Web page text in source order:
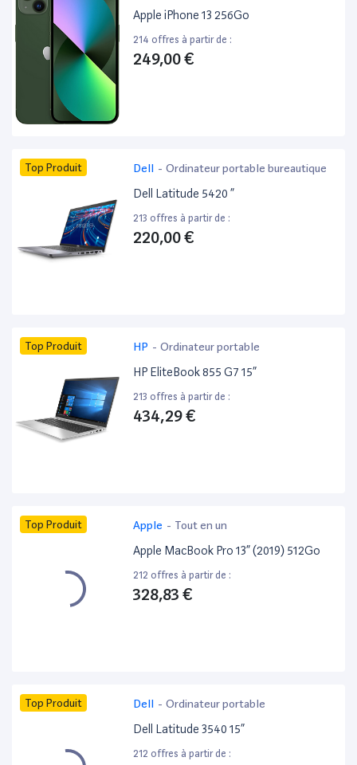
Apple iPhone 13 256Go
214 offres à partir de :
249,00 €
Top Produit Dell - Ordinateur portable bureautique
Dell Latitude 5420 ”
213 offres à partir de :
220,00 €
Top Produit HP - Ordinateur portable
HP EliteBook 855 G7 15”
213 offres à partir de :
434,29 €
Top Produit Apple - Tout en un
Apple MacBook Pro 13” (2019) 512Go
212 offres à partir de :
328,83 €
Top Produit Dell - Ordinateur portable
Dell Latitude 3540 15”
212 offres à partir de :